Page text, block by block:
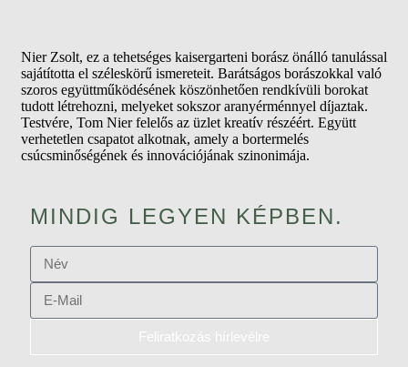
Nier Zsolt, ez a tehetséges kaisergarteni borász önálló tanulással
sajátította el széleskörű ismereteit. Barátságos borászokkal való
szoros együttműködésének köszönhetően rendkívüli borokat
tudott létrehozni, melyeket sokszor aranyérménnyel díjaztak.
Testvére, Tom Nier felelős az üzlet kreatív részéért. Együtt
verhetetlen csapatot alkotnak, amely a bortermelés
csúcsminőségének és innovációjának szinonimája.
MINDIG LEGYEN KÉPBEN.
Feliratkozás hírlevélre